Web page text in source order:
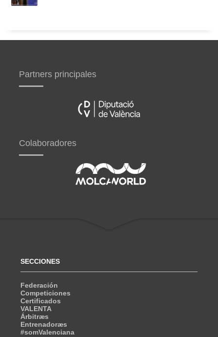
Partners principales
Colaboradores
SECCIONES
Federación
Competiciones
Certificados
VALENTA
Árbitræs
Entrenadoræs
#somValenciana